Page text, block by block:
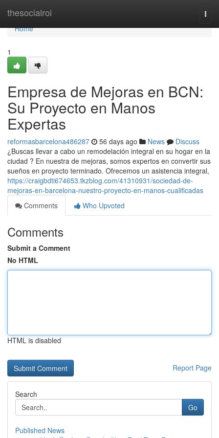
thesocialroi
Home
Home
1
Empresa de Mejoras en BCN:
Su Proyecto en Manos
Expertas
reformasbarcelona486287 56 days ago News
Discuss
¿Buscas llevar a cabo un remodelación integral en su hogar en la
ciudad ? En nuestra de mejoras, somos expertos en convertir sus
sueños en proyecto terminado. Ofrecemos un asistencia integral,
https://craigbdti674653.tkzblog.com/41310931/sociedad-de-
mejoras-en-barcelona-nuestro-proyecto-en-manos-cualificadas
Comments
Who Upvoted
Comments
Submit a Comment
No HTML
HTML is disabled
Report Page
Search
Go
Published News